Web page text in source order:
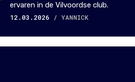
ervaren in de Vilvoordse club.
12.03.2026
/ YANNICK